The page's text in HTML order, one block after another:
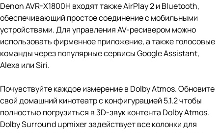
Denon AVR-X1800H входят также AirPlay 2 и Bluetooth,
обеспечивающий простое соединение с мобильными
устройствами. Для управления AV-ресивером можно
использовать фирменное приложение, а также голосовые
команды через популярные сервисы Google Assistant,
Alexa или Siri.
Почувствуйте каждое измерение в Dolby Atmos. Обновите
свой домашний кинотеатр с конфигурацией 5.1.2 чтобы
полностью погрузиться в 3D-звук контента Dolby Atmos.
Dolby Surround upmixer задействует все колонки для